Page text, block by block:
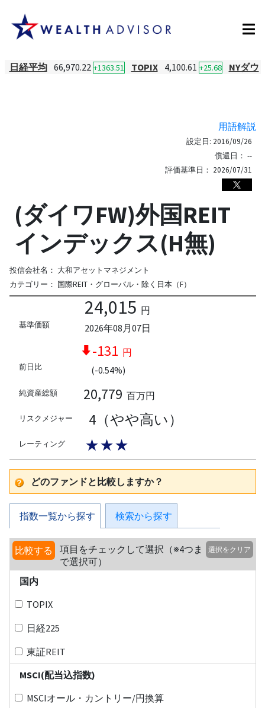
日経平均 66,970.22 +1363.51 TOPIX 4,100.61 +25.68 NYダウ
用語解説
設定日: 2016/09/26
償還日： --
評価基準日： 2026/07/31
(ダイワFW)外国REIT
インデックス(H無)
投信会社名： 大和アセットマネジメント
カテゴリー： 国際REIT・グローバル・除く日本（F）
基準価額
24,015 円
2026年08月07日
前日比
-131 円
(-0.54%)
純資産総額 20,779 百万円
リスクメジャー 4（やや高い）
レーティング ★★★
どのファンドと比較しますか？
指数一覧から探す 検索から探す
比較する
項目をチェックして選択（※4つま
で選択可）
選択をクリア
国内
TOPIX
日経225
東証REIT
MSCI(配当込指数)
MSCIオール・カントリー/円換算